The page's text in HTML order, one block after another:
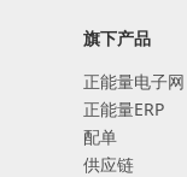
旗下产品
正能量电子网
正能量ERP
配单
供应链